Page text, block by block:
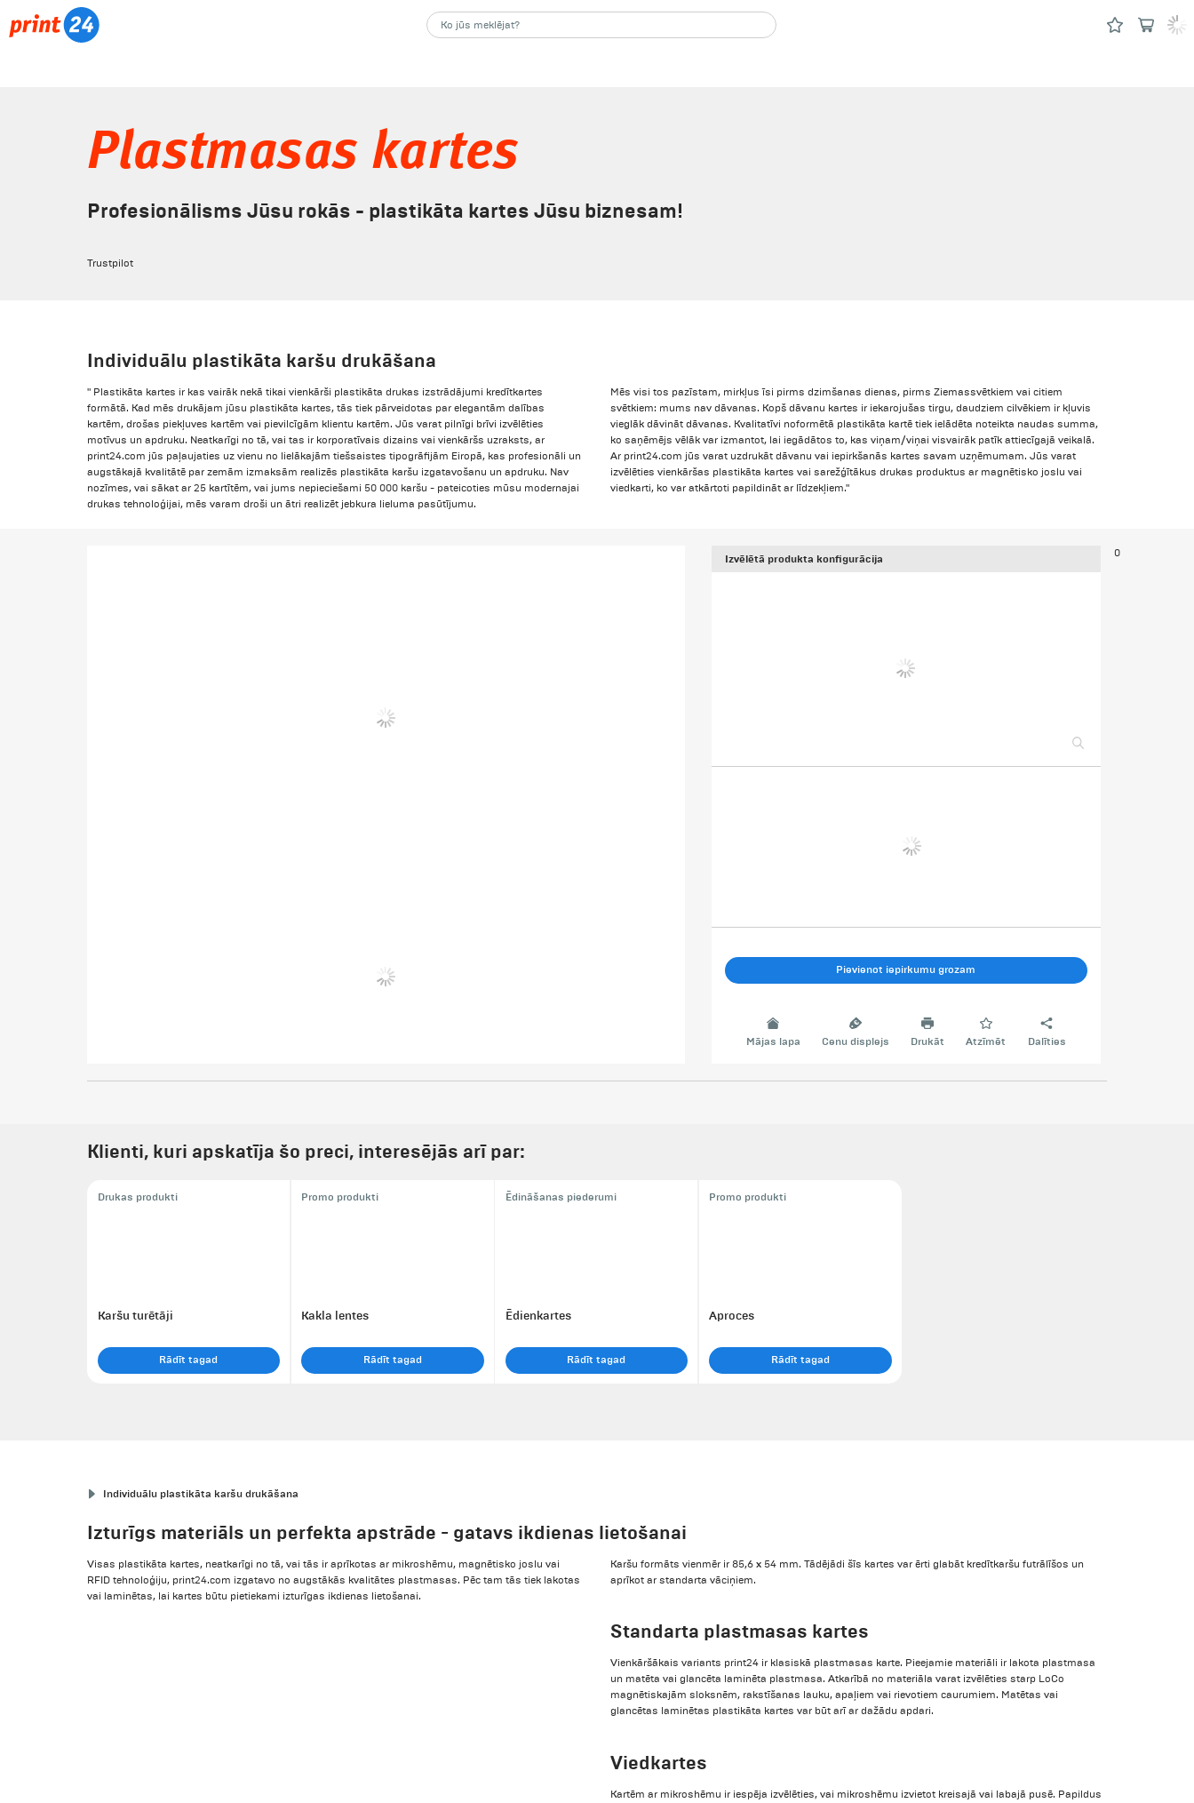
Plastmasas kartes
Profesionālisms Jūsu rokās - plastikāta kartes Jūsu biznesam!
Trustpilot
Individuālu plastikāta karšu drukāšana
" Plastikāta kartes ir kas vairāk nekā tikai vienkārši plastikāta drukas izstrādājumi kredītkartes
formātā. Kad mēs drukājam jūsu plastikāta kartes, tās tiek pārveidotas par elegantām dalības
kartēm, drošas piekļuves kartēm vai pievilcīgām klientu kartēm. Jūs varat pilnīgi brīvi izvēlēties
motīvus un apdruku. Neatkarīgi no tā, vai tas ir korporatīvais dizains vai vienkāršs uzraksts, ar
print24.com jūs paļaujaties uz vienu no lielākajām tiešsaistes tipogrāfijām Eiropā, kas profesionāli un
augstākajā kvalitātē par zemām izmaksām realizēs plastikāta karšu izgatavošanu un apdruku. Nav
nozīmes, vai sākat ar 25 kartītēm, vai jums nepieciešami 50 000 karšu - pateicoties mūsu modernajai
drukas tehnoloģijai, mēs varam droši un ātri realizēt jebkura lieluma pasūtījumu.
Mēs visi tos pazīstam, mirkļus īsi pirms dzimšanas dienas, pirms Ziemassvētkiem vai citiem
svētkiem: mums nav dāvanas. Kopš dāvanu kartes ir iekarojušas tirgu, daudziem cilvēkiem ir kļuvis
vieglāk dāvināt dāvanas. Kvalitatīvi noformētā plastikāta kartē tiek ielādēta noteikta naudas summa,
ko saņēmējs vēlāk var izmantot, lai iegādātos to, kas viņam/viņai visvairāk patīk attiecīgajā veikalā.
Ar print24.com jūs varat uzdrukāt dāvanu vai iepirkšanās kartes savam uzņēmumam. Jūs varat
izvēlēties vienkāršas plastikāta kartes vai sarežģītākus drukas produktus ar magnētisko joslu vai
viedkarti, ko var atkārtoti papildināt ar līdzekļiem."
Izvēlētā produkta konfigurācija
Pievienot iepirkumu grozam
Mājas lapa Cenu displejs Drukāt Atzīmēt Dalīties
0
Klienti, kuri apskatīja šo preci, interesējās arī par:
Drukas produkti
Karšu turētāji
Rādīt tagad
Promo produkti
Kakla lentes
Rādīt tagad
Ēdināšanas piederumi
Ēdienkartes
Rādīt tagad
Promo produkti
Aproces
Rādīt tagad
Individuālu plastikāta karšu drukāšana
Izturīgs materiāls un perfekta apstrāde - gatavs ikdienas lietošanai
Visas plastikāta kartes, neatkarīgi no tā, vai tās ir aprīkotas ar mikroshēmu, magnētisko joslu vai
RFID tehnoloģiju, print24.com izgatavo no augstākās kvalitātes plastmasas. Pēc tam tās tiek lakotas
vai laminētas, lai kartes būtu pietiekami izturīgas ikdienas lietošanai.
Karšu formāts vienmēr ir 85,6 x 54 mm. Tādējādi šīs kartes var ērti glabāt kredītkaršu futrālīšos un
aprīkot ar standarta vāciņiem.
Standarta plastmasas kartes
Vienkāršākais variants print24 ir klasiskā plastmasas karte. Pieejamie materiāli ir lakota plastmasa
un matēta vai glancēta laminēta plastmasa. Atkarībā no materiāla varat izvēlēties starp LoCo
magnētiskajām sloksnēm, rakstīšanas lauku, apaļiem vai rievotiem caurumiem. Matētas vai
glancētas laminētas plastikāta kartes var būt arī ar dažādu apdari.
Viedkartes
Kartēm ar mikroshēmu ir iespēja izvēlēties, vai mikroshēmu izvietot kreisajā vai labajā pusē. Papildus